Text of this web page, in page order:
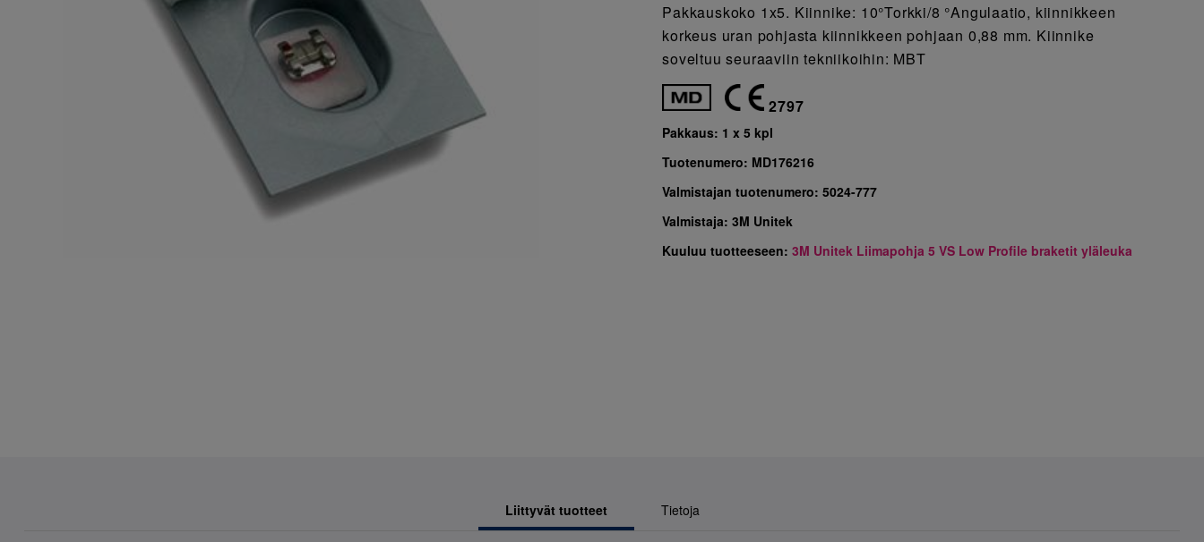
Pakkauskoko 1x5. Kiinnike: 10°Torkki/8 °Angulaatio, kiinnikkeen
korkeus uran pohjasta kiinnikkeen pohjaan 0,88 mm. Kiinnike
soveltuu seuraaviin tekniikoihin: MBT
2797
Pakkaus: 1 x 5 kpl
Tuotenumero: MD176216
Valmistajan tuotenumero:5024-777
Valmistaja:3M Unitek
Kuuluu tuotteeseen:3M Unitek Liimapohja 5 VS Low Profile braketit yläleuka
Liittyvät tuotteet Tietoja